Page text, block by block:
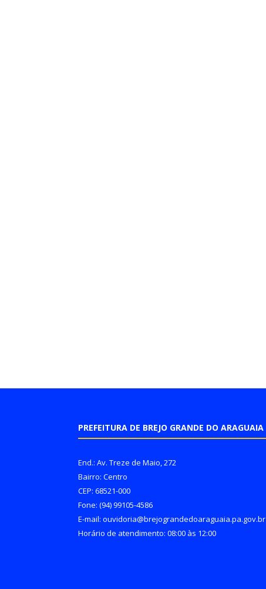
PREFEITURA DE BREJO GRANDE DO ARAGUAIA
End.: Av. Treze de Maio, 272
Bairro: Centro
CEP: 68521-000
Fone: (94) 99105-4586
E-mail: ouvidoria@brejograndedoaraguaia.pa.gov.br
Horário de atendimento: 08:00 às 12:00